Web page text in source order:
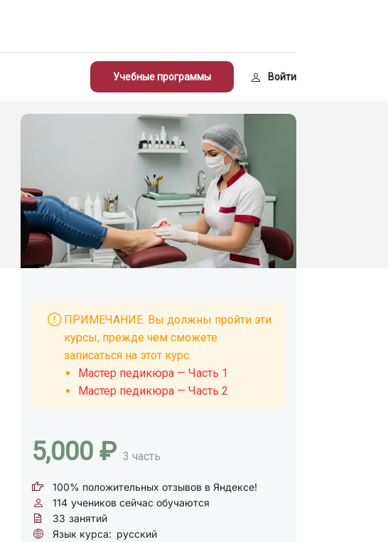
Учебные программы Войти
ПРИМЕЧАНИЕ. Вы должны пройти эти
курсы, прежде чем сможете
записаться на этот курс.
Мастер педикюра — Часть 1
Мастер педикюра — Часть 2
5,000 ₽ 3 часть
100% положительных отзывов в Яндексе!
114 учеников сейчас обучаются
33 занятий
Язык курса: русский